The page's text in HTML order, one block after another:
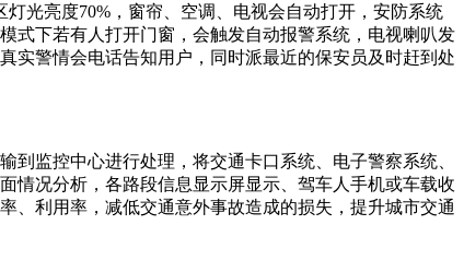
光亮度70%，窗帘、空调、电视会自动打开，安防系统
式下若有人打开门窗，会触发自动报警系统，电视喇叭发
实警情会电话告知用户，同时派最近的保安员及时赶到处
监控中心进行处理，将交通卡口系统、电子警察系统、
情况分析，各路段信息显示屏显示、驾车人手机或车载收
、利用率，减低交通意外事故造成的损失，提升城市交通